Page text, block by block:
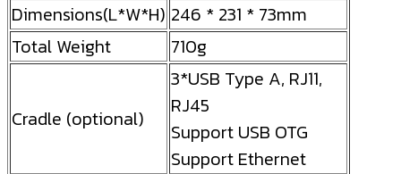
Dimensions(L*W*H) 246 * 231 * 73mm
Total Weight
710g
Cradle (optional)
3*USB Type A, RJ11,
RJ45
Support USB OTG
Support Ethernet